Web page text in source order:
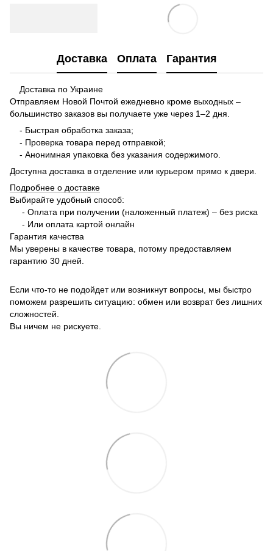
Доставка Оплата Гарантия
Доставка по Украине
Отправляем Новой Почтой ежедневно кроме выходных –
большинство заказов вы получаете уже через 1–2 дня.
- Быстрая обработка заказа;
- Проверка товара перед отправкой;
- Анонимная упаковка без указания содержимого.
Доступна доставка в отделение или курьером прямо к двери.
Подробнее о доставке
Выбирайте удобный способ:
- Оплата при получении (наложенный платеж) – без риска
- Или оплата картой онлайн
Гарантия качества
Мы уверены в качестве товара, потому предоставляем
гарантию 30 дней.
Если что-то не подойдет или возникнут вопросы, мы быстро
поможем разрешить ситуацию: обмен или возврат без лишних
сложностей.
Вы ничем не рискуете.